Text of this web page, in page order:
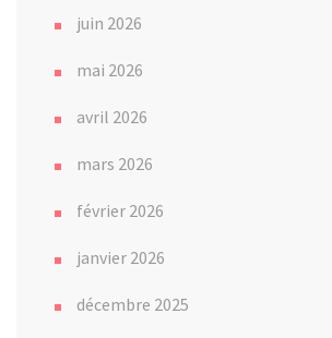
juin 2026
mai 2026
avril 2026
mars 2026
février 2026
janvier 2026
décembre 2025